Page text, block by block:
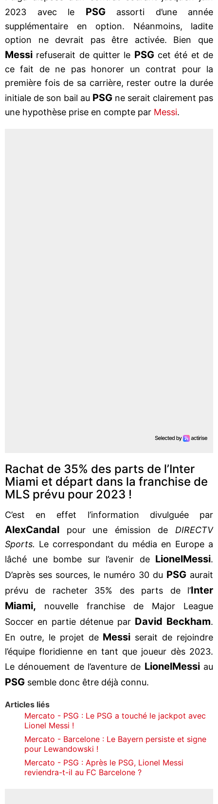
2023 avec le PSGassorti d’une année
supplémentaire en option. Néanmoins, ladite
option ne devrait pas être activée. Bien que
Messi refuserait de quitter le PSGcet été et de
ce fait de ne pas honorer un contrat pour la
première fois de sa carrière, rester outre la durée
initiale de son bail au PSG ne serait clairement pas
une hypothèse prise en compte par Messi.
Rachat de 35% des parts de l’Inter
Miami et départ dans la franchise de
MLS prévu pour 2023 !
C’est en effet l’information divulguée par
AlexCandal pour une émission de DIRECTV
Sports. Le correspondant du média en Europe a
lâché une bombe sur l’avenir de LionelMessi.
D’après ses sources, le numéro 30 du PSG aurait
prévu de racheter 35% des parts de l’Inter
Miami, nouvelle franchise de Major League
Soccer en partie détenue par David Beckham.
En outre, le projet de Messi serait de rejoindre
l’équipe floridienne en tant que joueur dès 2023.
Le dénouement de l’aventure de LionelMessiau
PSG semble donc être déjà connu.
Articles liés
Mercato - PSG : Le PSG a touché le jackpot avec
Lionel Messi !
Mercato - Barcelone : Le Bayern persiste et signe
pour Lewandowski !
Mercato - PSG : Après le PSG, Lionel Messi
reviendra-t-il au FC Barcelone ?